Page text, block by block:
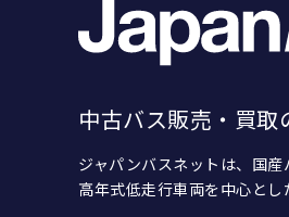
中古バス販売・買取
ジャパンバスネットは、国産
高年式低走行車両を中心とし